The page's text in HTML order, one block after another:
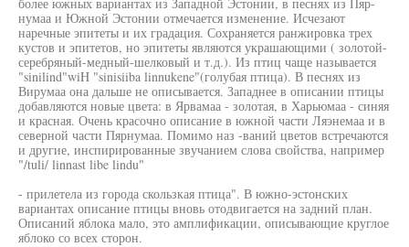
нумаа и Южной Эстонии отмечается изменение. Исчезают
наречные эпитеты и их градация. Сохраняется ранжировка трех
кустов и эпитетов, но эпитеты являются украшающими ( золотой-
серебряный-медный-шелковый и т.д.). Из птиц чаще называется
"sinilind"wiH "sinisiiba linnukene"(голубая птица). В песнях из
Вирумаа она дальше не описывается. Западнее в описании птицы
добавляются новые цвета: в Ярвамаа - золотая, в Харьюмаа - синяя
и красная. Очень красочно описание в южной части Ляэнемаа и в
северной части Пярнумаа. Помимо наз -ваний цветов встречаются
и другие, инспирированные звучанием слова свойства, например
"/tuli/ linnast libe lindu"
- прилетела из города скользкая птица". В южно-эстонских
вариантах описание птицы вновь отодвигается на задний план.
Описаний яблока мало, это амплификации, описывающие круглое
яблоко со всех сторон.